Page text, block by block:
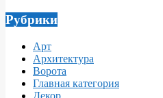
Рубрики
Арт
Архитектура
Ворота
Главная категория
Декор